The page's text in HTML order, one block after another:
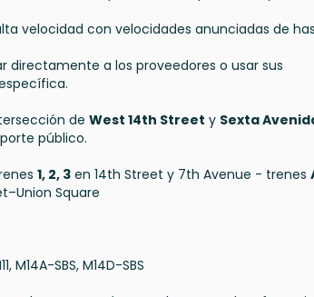
velocidad con velocidades anunciadas de
directamente a los proveedores o usar sus
de West 14th Street y Sexta
público.
1, 2, 3 en 14th Street y 7th Avenue - trenes
Square
SBS, M14D-SBS